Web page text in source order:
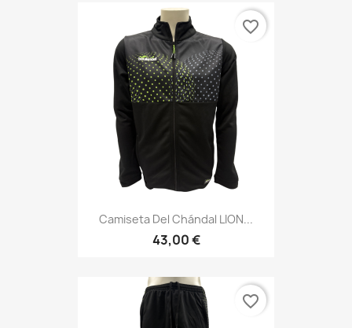
Camiseta Del Chándal LION...
43,00 €
favorite_border
favorite_border